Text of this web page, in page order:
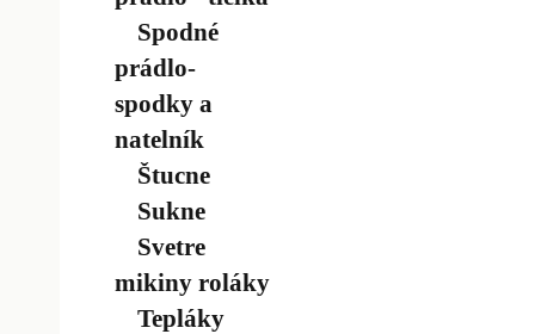
Spodné
prádlo-
spodky a
natelník
Štucne
Sukne
Svetre
mikiny roláky
Tepláky